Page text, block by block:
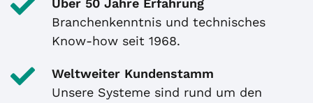
Über 50 Jahre Erfahrung
Branchenkenntnis und technisches
Know-how seit 1968.
Weltweiter Kundenstamm
Unsere Systeme sind rund um den